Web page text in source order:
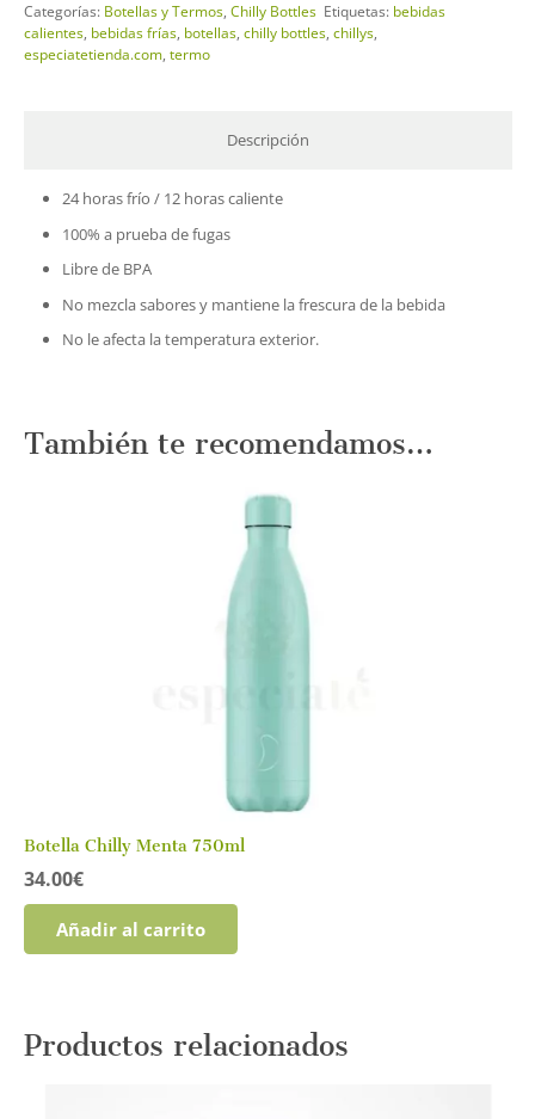
Rosa
750ml
Categorías: Botellas y Termos, Chilly Bottles Etiquetas: bebidas
calientes, bebidas frías, botellas, chilly bottles, chillys,
especiatetienda.com, termo
Descripción
24 horas frío / 12 horas caliente
100% a prueba de fugas
Libre de BPA
No mezcla sabores y mantiene la frescura de la bebida
No le afecta la temperatura exterior.
También te recomendamos…
Botella Chilly Menta 750ml
34.00€
Añadir al carrito
Productos relacionados